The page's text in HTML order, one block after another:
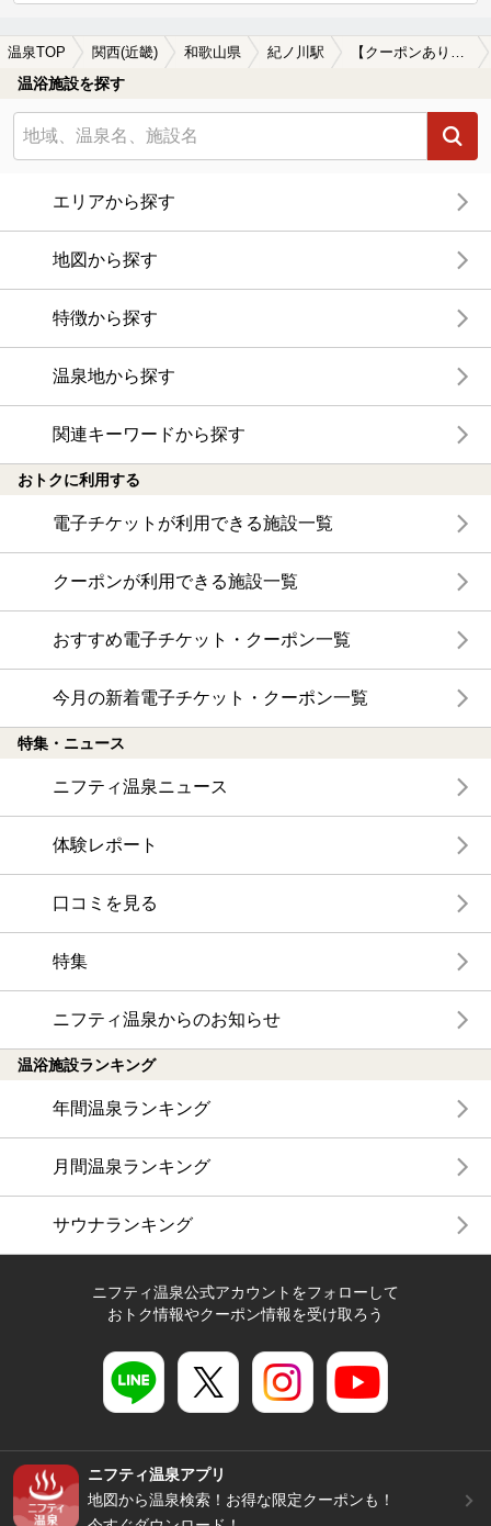
温泉TOP 関西(近畿) 和歌山県 紀ノ川駅 【クーポンあり】塩化物泉が楽しめる紀ノ川駅近くの温泉、日帰り温泉、スーパー銭湯おすすめ
温浴施設を探す
エリアから探す
地図から探す
特徴から探す
温泉地から探す
関連キーワードから探す
おトクに利用する
電子チケットが利用できる施設一覧
クーポンが利用できる施設一覧
おすすめ電子チケット・クーポン一覧
今月の新着電子チケット・クーポン一覧
特集・ニュース
ニフティ温泉ニュース
体験レポート
口コミを見る
特集
ニフティ温泉からのお知らせ
温浴施設ランキング
年間温泉ランキング
月間温泉ランキング
サウナランキング
ニフティ温泉公式アカウントをフォローして
おトク情報やクーポン情報を受け取ろう
ニフティ温泉アプリ
地図から温泉検索！お得な限定クーポンも！